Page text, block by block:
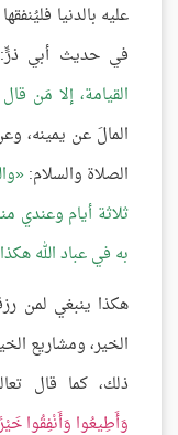
عليه بالدنيا
في حديث أبي
القيامة، إلا مَن
المالَ عن يمينه،
الصلاة والسلام:
ثلاثة أيام وعندي
به في عباد الله
هكذا ينبغي لمن
الخير، ومشاريع
ذلك، كما قال
وَأَطِيعُوا وَأَنْفِقُوا